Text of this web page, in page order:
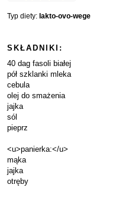
Typ diety: lakto-ovo-wege
SKŁADNIKI:
40 dag fasoli białej
pół szklanki mleka
cebula
olej do smażenia
jajka
sól
pieprz
<u>panierka:</u>
mąka
jajka
otręby